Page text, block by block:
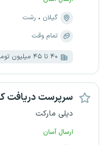
گیلان
رشت
تمام وقت
۴۰ تا ۴۵ میلیون تومان
سرپرست دریافت
دیلی مارکت
ارسال آسان